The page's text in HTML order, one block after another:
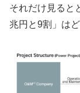
それだけ見ると
兆円と9割」は